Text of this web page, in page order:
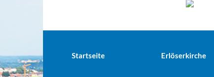
Startseite Erlöserkirche